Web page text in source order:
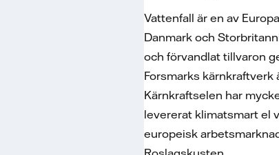
Vattenfall är en av
Danmark och
och förvandlat tillvaron
Forsmarks
Kärnkraftselen har
levererat klimatsmart el
europeisk